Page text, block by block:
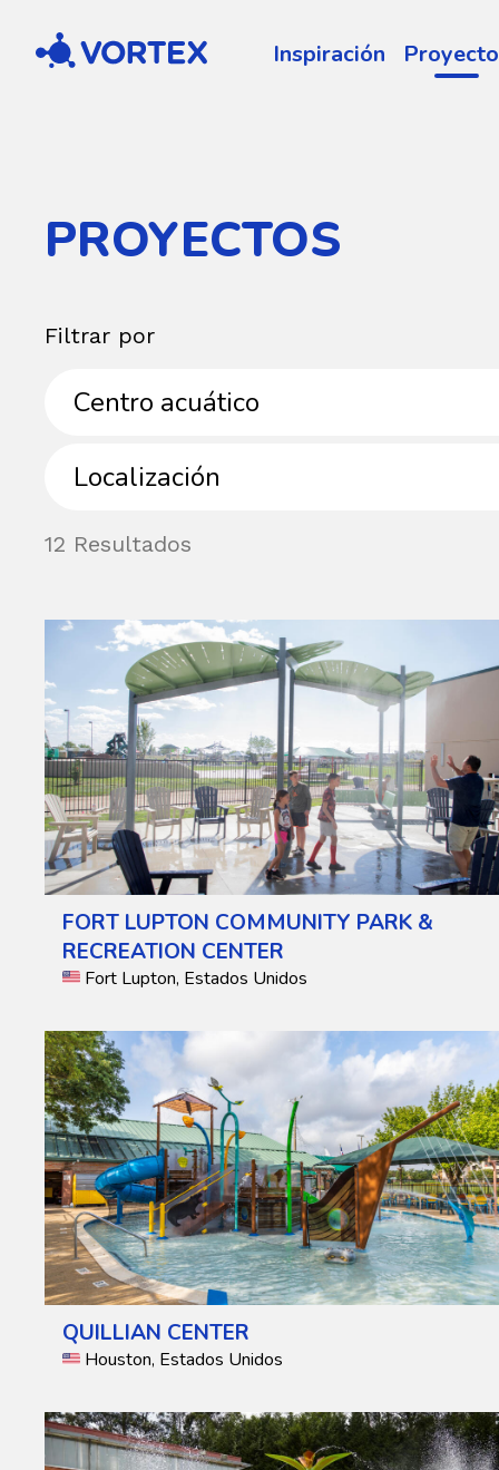
Vortex Inspiración
PROYECTOS
Filtrar por
Centro acuático
Localización
12 Resultados
FORT LUPTON COMMUNITY PARK &
RECREATION CENTER
Fort Lupton, Estados Unidos
QUILLIAN CENTER
Houston, Estados Unidos